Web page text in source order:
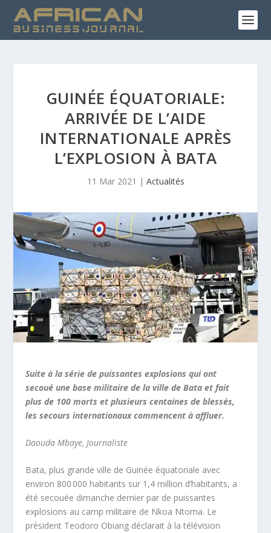
GUINÉE ÉQUATORIALE:
ARRIVÉE DE L’AIDE
INTERNATIONALE APRÈS
L’EXPLOSION À BATA
11 Mar 2021 | Actualités
Suite à la série de puissantes explosions qui ont
secoué une base militaire de la ville de Bata et fait
plus de 100 morts et plusieurs centaines de blessés,
les secours internationaux commencent à affluer.
Daouda Mbaye, Journaliste
Bata, plus grande ville de Guinée équatoriale avec
environ 800 000 habitants sur 1,4 million d’habitants, a
été secouée dimanche dernier par de puissantes
explosions au camp militaire de Nkoa Ntoma. Le
président Teodoro Obiang déclarait à la télévision